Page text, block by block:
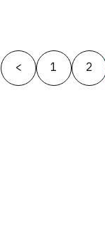
Posts
pagination
< 1 2